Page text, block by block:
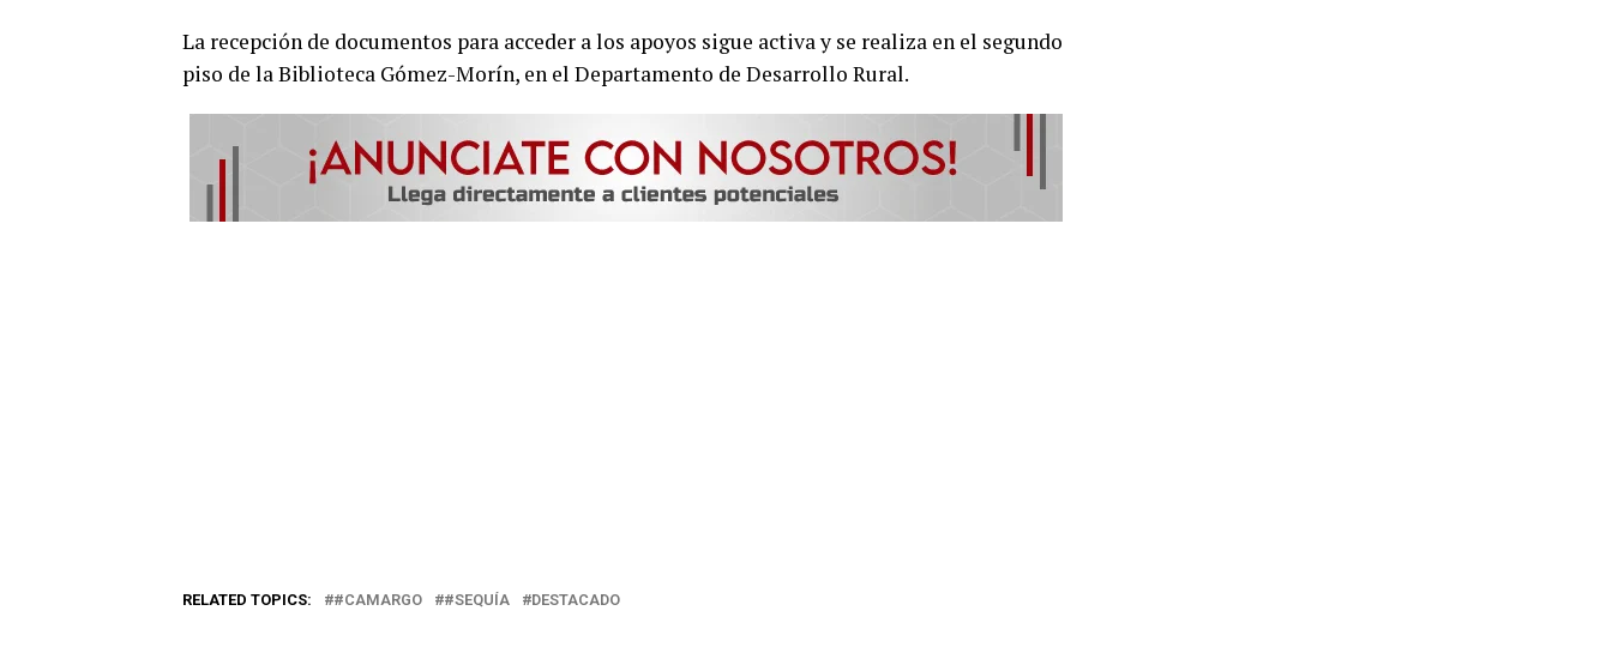
La recepción de documentos para acceder a los apoyos sigue activa y se realiza en el segundo
piso de la Biblioteca Gómez-Morín, en el Departamento de Desarrollo Rural.
RELATED TOPICS: #CAMARGO #SEQUÍA DESTACADO